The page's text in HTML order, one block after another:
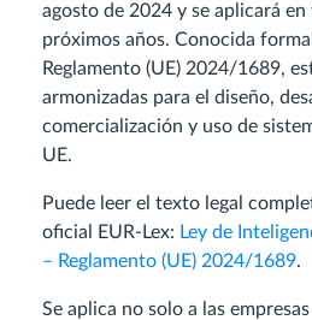
agosto de 2024 y se aplicará
próximos años. Conocida
Reglamento (UE) 2024/1689,
armonizadas para el diseño,
comercialización y uso de
UE.
Puede leer el texto legal
oficial EUR-Lex: Ley de
– Reglamento (UE) 2024/1689.
Se aplica no solo a las